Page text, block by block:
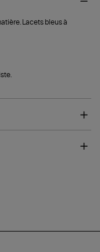
Lacets bleus à